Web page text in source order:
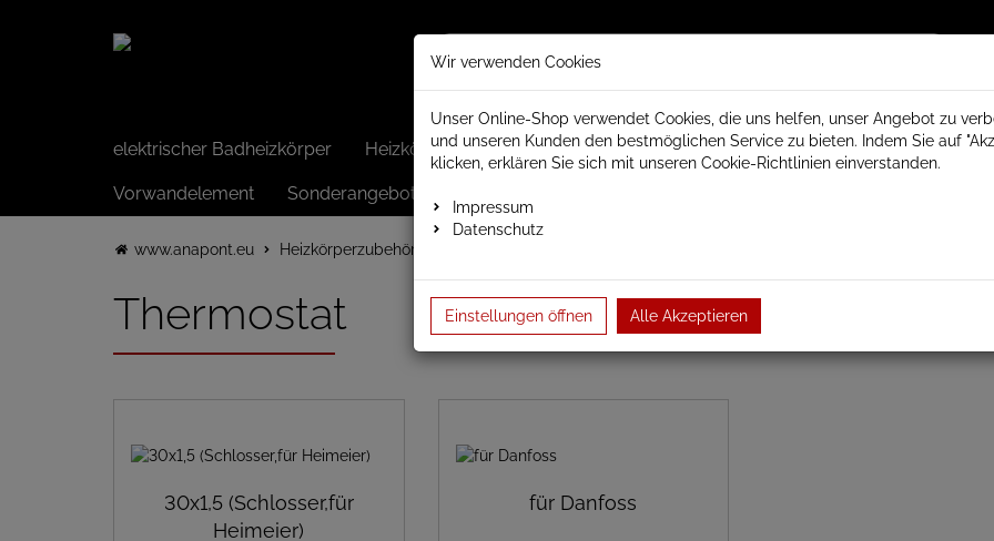
elektrischer Badheizkörper Heizkörper elektrisch Schamotte Badheizkörper Heizkörperzubehör
Vorwandelement Sonderangebote
www.anapont.eu Heizkörperzubehör
Thermostat
30x1,5 (Schlosser,für
Heimeier)
für Danfoss
Wir verwenden Cookies
Unser Online-Shop verwendet Cookies, die uns helfen, unser Angebot zu
und unseren Kunden den bestmöglichen Service zu bieten. Indem Sie auf
klicken, erklären Sie sich mit unseren Cookie-Richtlinien einverstanden.
Impressum
Datenschutz
Einstellungen öffnen Alle Akzeptieren